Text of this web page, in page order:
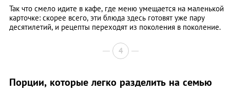
Так что смело идите в кафе, где меню умещается на маленькой
карточке: скорее всего, эти блюда здесь готовят уже пару
десятилетий, и рецепты переходят из поколения в поколение.
4
Порции, которые легко разделить на семью